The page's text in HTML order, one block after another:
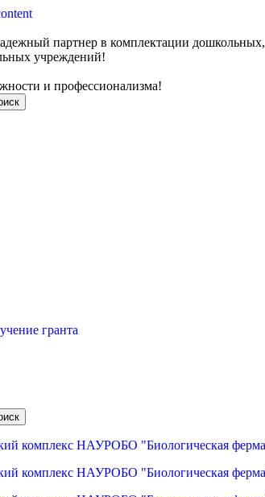
партнер в комплектации дошкольных,
учреждений!
и профессионализма!
гранта